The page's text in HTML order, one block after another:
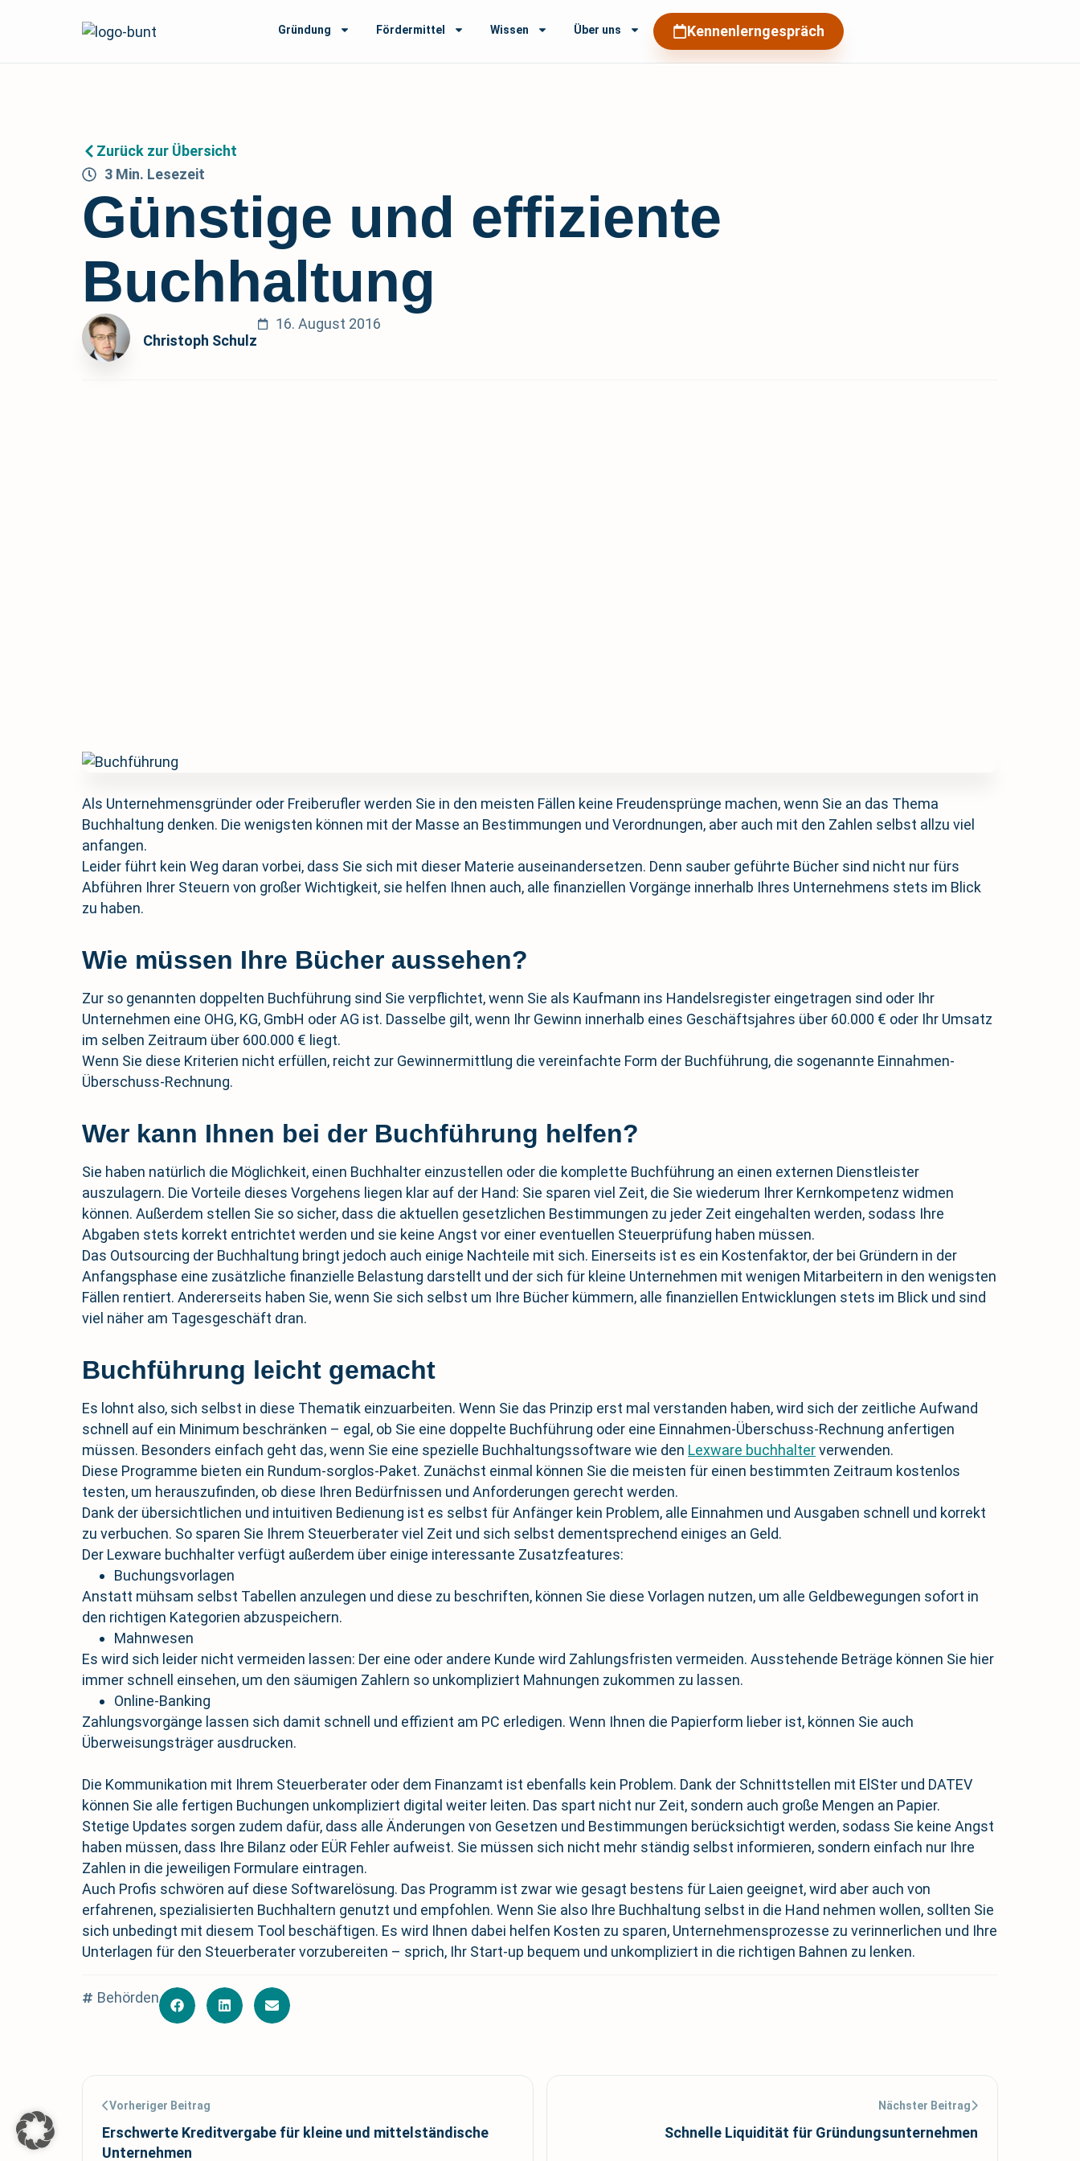
Gründung Fördermittel Wissen Über uns Kennenlerngespräch
Zurück zur Übersicht
3 Min. Lesezeit
Günstige und effiziente
Buchhaltung
Christoph Schulz
16. August 2016
Als Unternehmensgründer oder Freiberufler werden Sie in den meisten Fällen keine Freudensprünge machen, wenn Sie an das Thema
Buchhaltung denken. Die wenigsten können mit der Masse an Bestimmungen und Verordnungen, aber auch mit den Zahlen selbst allzu viel
anfangen.
Leider führt kein Weg daran vorbei, dass Sie sich mit dieser Materie auseinandersetzen. Denn sauber geführte Bücher sind nicht nur fürs
Abführen Ihrer Steuern von großer Wichtigkeit, sie helfen Ihnen auch, alle finanziellen Vorgänge innerhalb Ihres Unternehmens stets im Blick
zu haben.
Wie müssen Ihre Bücher aussehen?
Zur so genannten doppelten Buchführung sind Sie verpflichtet, wenn Sie als Kaufmann ins Handelsregister eingetragen sind oder Ihr
Unternehmen eine OHG, KG, GmbH oder AG ist. Dasselbe gilt, wenn Ihr Gewinn innerhalb eines Geschäftsjahres über 60.000 € oder Ihr Umsatz
im selben Zeitraum über 600.000 € liegt.
Wenn Sie diese Kriterien nicht erfüllen, reicht zur Gewinnermittlung die vereinfachte Form der Buchführung, die sogenannte Einnahmen-
Überschuss-Rechnung.
Wer kann Ihnen bei der Buchführung helfen?
Sie haben natürlich die Möglichkeit, einen Buchhalter einzustellen oder die komplette Buchführung an einen externen Dienstleister
auszulagern. Die Vorteile dieses Vorgehens liegen klar auf der Hand: Sie sparen viel Zeit, die Sie wiederum Ihrer Kernkompetenz widmen
können. Außerdem stellen Sie so sicher, dass die aktuellen gesetzlichen Bestimmungen zu jeder Zeit eingehalten werden, sodass Ihre
Abgaben stets korrekt entrichtet werden und sie keine Angst vor einer eventuellen Steuerprüfung haben müssen.
Das Outsourcing der Buchhaltung bringt jedoch auch einige Nachteile mit sich. Einerseits ist es ein Kostenfaktor, der bei Gründern in der
Anfangsphase eine zusätzliche finanzielle Belastung darstellt und der sich für kleine Unternehmen mit wenigen Mitarbeitern in den wenigsten
Fällen rentiert. Andererseits haben Sie, wenn Sie sich selbst um Ihre Bücher kümmern, alle finanziellen Entwicklungen stets im Blick und sind
viel näher am Tagesgeschäft dran.
Buchführung leicht gemacht
Es lohnt also, sich selbst in diese Thematik einzuarbeiten. Wenn Sie das Prinzip erst mal verstanden haben, wird sich der zeitliche Aufwand
schnell auf ein Minimum beschränken – egal, ob Sie eine doppelte Buchführung oder eine Einnahmen-Überschuss-Rechnung anfertigen
müssen. Besonders einfach geht das, wenn Sie eine spezielle Buchhaltungssoftware wie den Lexware buchhalterverwenden.
Diese Programme bieten ein Rundum-sorglos-Paket. Zunächst einmal können Sie die meisten für einen bestimmten Zeitraum kostenlos
testen, um herauszufinden, ob diese Ihren Bedürfnissen und Anforderungen gerecht werden.
Dank der übersichtlichen und intuitiven Bedienung ist es selbst für Anfänger kein Problem, alle Einnahmen und Ausgaben schnell und korrekt
zu verbuchen. So sparen Sie Ihrem Steuerberater viel Zeit und sich selbst dementsprechend einiges an Geld.
Der Lexware buchhalter verfügt außerdem über einige interessante Zusatzfeatures:
Buchungsvorlagen
Anstatt mühsam selbst Tabellen anzulegen und diese zu beschriften, können Sie diese Vorlagen nutzen, um alle Geldbewegungen sofort in
den richtigen Kategorien abzuspeichern.
Mahnwesen
Es wird sich leider nicht vermeiden lassen: Der eine oder andere Kunde wird Zahlungsfristen vermeiden. Ausstehende Beträge können Sie hier
immer schnell einsehen, um den säumigen Zahlern so unkompliziert Mahnungen zukommen zu lassen.
Online-Banking
Zahlungsvorgänge lassen sich damit schnell und effizient am PC erledigen. Wenn Ihnen die Papierform lieber ist, können Sie auch
Überweisungsträger ausdrucken.
Die Kommunikation mit Ihrem Steuerberater oder dem Finanzamt ist ebenfalls kein Problem. Dank der Schnittstellen mit ElSter und DATEV
können Sie alle fertigen Buchungen unkompliziert digital weiter leiten. Das spart nicht nur Zeit, sondern auch große Mengen an Papier.
Stetige Updates sorgen zudem dafür, dass alle Änderungen von Gesetzen und Bestimmungen berücksichtigt werden, sodass Sie keine Angst
haben müssen, dass Ihre Bilanz oder EÜR Fehler aufweist. Sie müssen sich nicht mehr ständig selbst informieren, sondern einfach nur Ihre
Zahlen in die jeweiligen Formulare eintragen.
Auch Profis schwören auf diese Softwarelösung. Das Programm ist zwar wie gesagt bestens für Laien geeignet, wird aber auch von
erfahrenen, spezialisierten Buchhaltern genutzt und empfohlen. Wenn Sie also Ihre Buchhaltung selbst in die Hand nehmen wollen, sollten Sie
sich unbedingt mit diesem Tool beschäftigen. Es wird Ihnen dabei helfen Kosten zu sparen, Unternehmensprozesse zu verinnerlichen und Ihre
Unterlagen für den Steuerberater vorzubereiten – sprich, Ihr Start-up bequem und unkompliziert in die richtigen Bahnen zu lenken.
Behörden
Vorheriger Beitrag
Erschwerte Kreditvergabe für kleine und mittelständische
Unternehmen
Nächster Beitrag
Schnelle Liquidität für Gründungsunternehmen